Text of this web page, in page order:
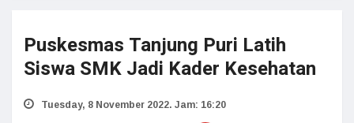
Puskesmas Tanjung Puri Latih
Siswa SMK Jadi Kader Kesehatan
Tuesday, 8 November 2022. Jam: 16:20